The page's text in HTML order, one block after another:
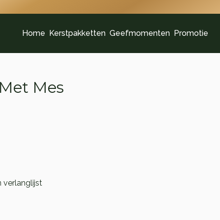
Home Kerstpakketten Geefmomenten Promotie
Mes
verlanglijst